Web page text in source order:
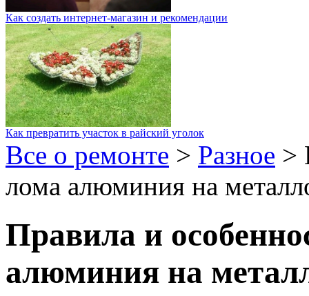
Как создать интернет-магазин и рекомендации
Как превратить участок в райский уголок
Все о ремонте > Разное >
лома алюминия на
Правила и
алюминия на